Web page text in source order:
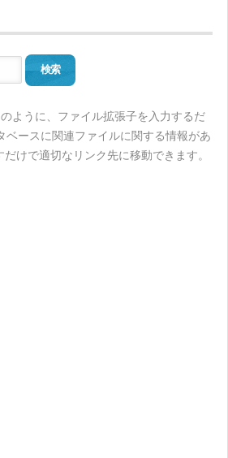
検索
のように、ファイル拡張子を入力するだ
ベースに関連ファイルに関する情報があ
けで適切なリンク先に移動できます。